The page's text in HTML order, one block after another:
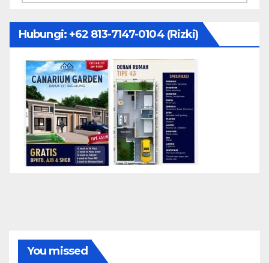
Hubungi: ‪+62 813-7147-0104‬ (Rizki)
You missed